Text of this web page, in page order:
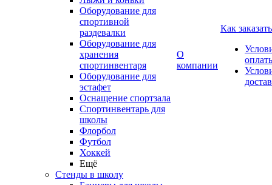
Оборудование для
спортивной
раздевалки
Оборудование для
хранения
спортинвентаря
Оборудование для
эстафет
Оснащение спортзала
Спортинвентарь для
школы
Флорбол
Футбол
Хоккей
Ещё
Стенды в школу
О
компании
Как